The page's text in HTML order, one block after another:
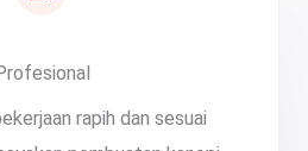
rapih dan sesuai